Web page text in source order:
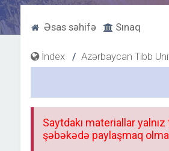
Əsas səhifə Sınaq
İndex Azərbaycan Tibb
Saytdakı materiallar
şəbəkədə paylaşmaq